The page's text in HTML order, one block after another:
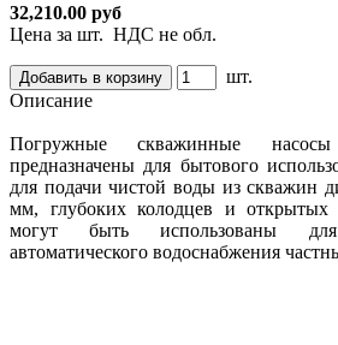
32,210.00 руб
Цена за шт. НДС не обл.
шт.
Описание
Погружные скважинные
предназначены для бытового
для подачи чистой воды из скважин
мм, глубоких колодцев и
могут быть использованы
автоматического водоснабжения